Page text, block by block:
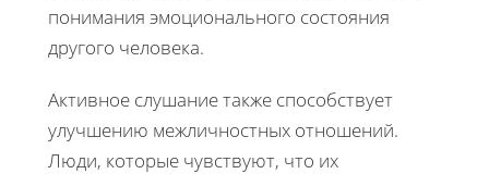
понимания эмоционального состояния
другого человека.
Активное слушание также способствует
улучшению межличностных отношений.
Люди, которые чувствуют, что их